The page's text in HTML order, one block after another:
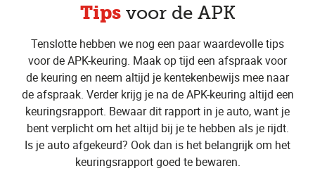
Tips voor de APK
Tenslotte hebben we nog een paar waardevolle tips
voor de APK-keuring. Maak op tijd een afspraak voor
de keuring en neem altijd je kentekenbewijs mee naar
de afspraak. Verder krijg je na de APK-keuring altijd een
keuringsrapport. Bewaar dit rapport in je auto, want je
bent verplicht om het altijd bij je te hebben als je rijdt.
Is je auto afgekeurd? Ook dan is het belangrijk om het
keuringsrapport goed te bewaren.